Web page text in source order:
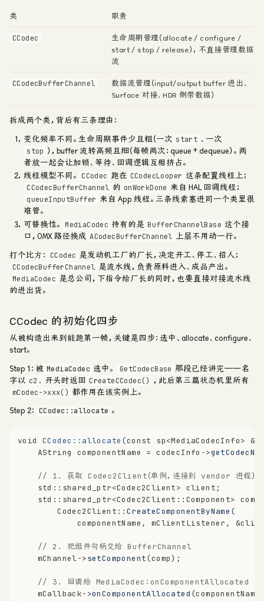
类 职责
CCodec
生命周期管理（allocate / configure /
start / stop / release），不直接管理数据
流
CCodecBufferChannel
数据流管理（input/output buffer 进出、
Surface 对接、HDR 侧带数据）
拆成两个类，背后有三条理由：
变化频率不同 。生命周期事件少且粗（一次 start 、一次
stop ），buffer 流转高频且细（每帧两次：queue + dequeue）。两
者放一起会让加锁、等待、回调逻辑互相挤占。
线程模型不同。 CCodec 跑在 CCodecLooper 这条配置线程上；
CCodecBufferChannel 的 onWorkDone 来自 HAL 回调线程；
queueInputBuffer 来自 App 线程。三条线索塞进同一个类里很
难管。
可替换性。 MediaCodec 持有的是 BufferChannelBase 这个接
口，OMX 路径换成 ACodecBufferChannel 上层不用动一行。
打个比方： CCodec 是发动机工厂的厂长，决定开工、停工、招人；
CCodecBufferChannel 是流水线，负责原料进入、成品产出。
MediaCodec 是总公司，下指令给厂长的同时，也要直接对接流水线
的进出货。
CCodec 的初始化四步
从被构造出来到能跑第一帧，关键是四步：选中、allocate、configure、
start。
Step 1：被 MediaCodec 选中。 GetCodecBase 那段已经讲完——名
字以 c2. 开头时返回 CreateCCodec() ，此后第三篇状态机里所有
mCodec->xxx() 都作用在该实例上。
Step 2： CCodec::allocate 。
void CCodec::allocate (const
sp<MediaCodecInfo>
    AString componentName = codecInfo->
// 1. 获取 Codec2Client（单例，连接到 vendor 进程）
    std::shared_ptr<Codec2Client> client;
std::shared_ptr<Codec2Client::Component> comp
        Codec2Client::
CreateComponentByName (
componentName, mClientListener,
// 2. 把组件句柄交给 BufferChannel
    mChannel->
setComponent(comp);
// 3. 回调给 MediaCodec：onComponentAllocated
    mCallback->
onComponentAllocated